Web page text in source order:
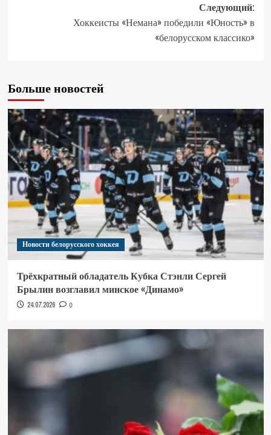
Следующий:
Хоккеисты «Немана» победили «Юность» в
«белорусском классико»
Больше новостей
Новости белорусского хоккея
Трёхкратный обладатель Кубка Стэнли Сергей
Брылин возглавил минское «Динамо»
24.07.2026 0